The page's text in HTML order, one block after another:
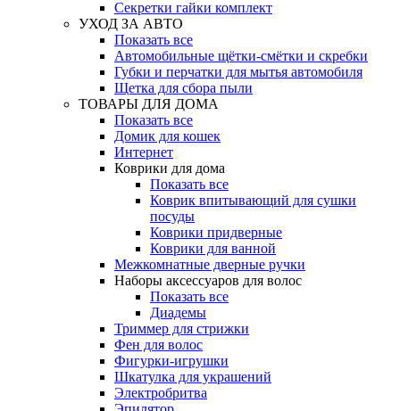
Секретки гайки комплект
УХОД ЗА АВТО
Показать все
Автомобильные щётки-смётки и скребки
Губки и перчатки для мытья автомобиля
Щетка для сбора пыли
ТОВАРЫ ДЛЯ ДОМА
Показать все
Домик для кошек
Интернет
Коврики для дома
Показать все
Коврик впитывающий для сушки
посуды
Коврики придверные
Коврики для ванной
Межкомнатные дверные ручки
Наборы аксессуаров для волос
Показать все
Диадемы
Триммер для стрижки
Фен для волос
Фигурки-игрушки
Шкатулка для украшений
Электробритва